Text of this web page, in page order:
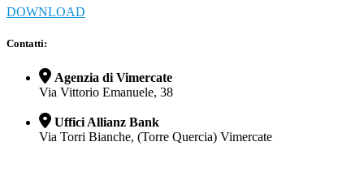
DOWNLOAD
Contatti:
Agenzia di Vimercate
Via Vittorio Emanuele, 38
Uffici Allianz Bank
Via Torri Bianche, (Torre Quercia) Vimercate